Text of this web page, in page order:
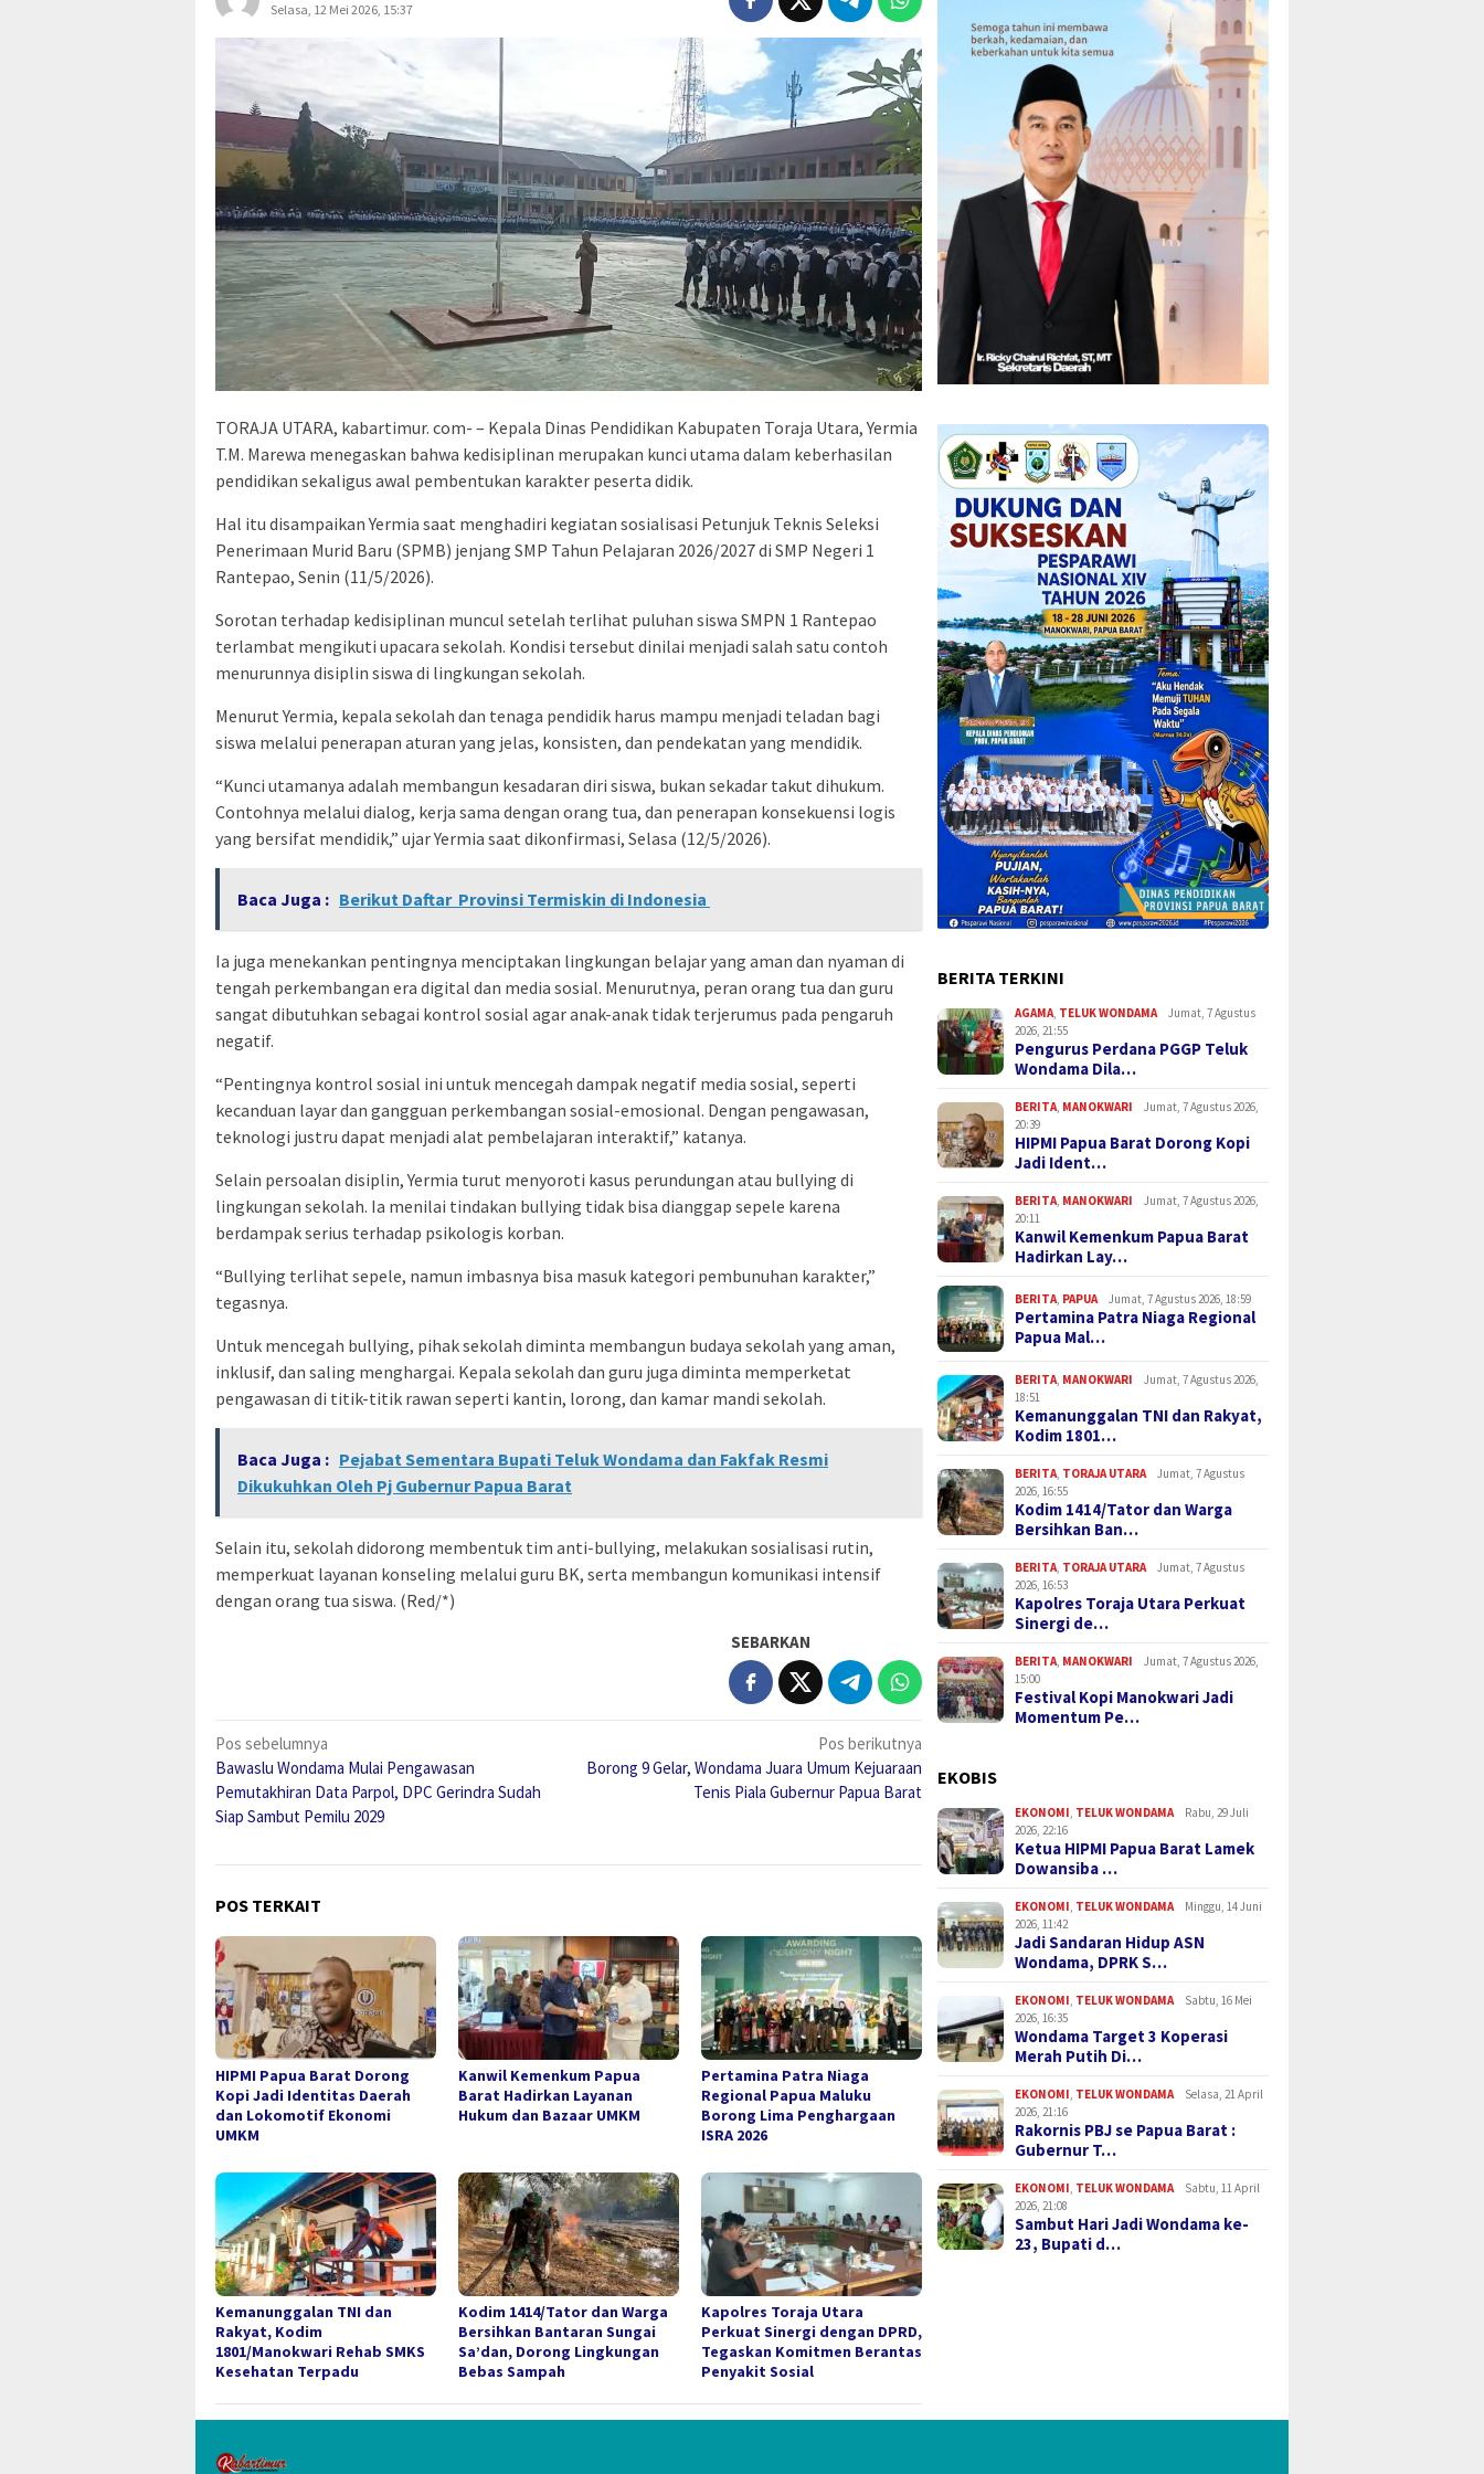
Selasa, 12 Mei 2026, 15:37
TORAJA UTARA, kabartimur. com- – Kepala Dinas Pendidikan Kabupaten Toraja Utara, Yermia
T.M. Marewa menegaskan bahwa kedisiplinan merupakan kunci utama dalam keberhasilan
pendidikan sekaligus awal pembentukan karakter peserta didik.
Hal itu disampaikan Yermia saat menghadiri kegiatan sosialisasi Petunjuk Teknis Seleksi
Penerimaan Murid Baru (SPMB) jenjang SMP Tahun Pelajaran 2026/2027 di SMP Negeri 1
Rantepao, Senin (11/5/2026).
Sorotan terhadap kedisiplinan muncul setelah terlihat puluhan siswa SMPN 1 Rantepao
terlambat mengikuti upacara sekolah. Kondisi tersebut dinilai menjadi salah satu contoh
menurunnya disiplin siswa di lingkungan sekolah.
Menurut Yermia, kepala sekolah dan tenaga pendidik harus mampu menjadi teladan bagi
siswa melalui penerapan aturan yang jelas, konsisten, dan pendekatan yang mendidik.
“Kunci utamanya adalah membangun kesadaran diri siswa, bukan sekadar takut dihukum.
Contohnya melalui dialog, kerja sama dengan orang tua, dan penerapan konsekuensi logis
yang bersifat mendidik,” ujar Yermia saat dikonfirmasi, Selasa (12/5/2026).
Baca Juga : Berikut Daftar Provinsi Termiskin di Indonesia
Ia juga menekankan pentingnya menciptakan lingkungan belajar yang aman dan nyaman di
tengah perkembangan era digital dan media sosial. Menurutnya, peran orang tua dan guru
sangat dibutuhkan sebagai kontrol sosial agar anak-anak tidak terjerumus pada pengaruh
negatif.
“Pentingnya kontrol sosial ini untuk mencegah dampak negatif media sosial, seperti
kecanduan layar dan gangguan perkembangan sosial-emosional. Dengan pengawasan,
teknologi justru dapat menjadi alat pembelajaran interaktif,” katanya.
Selain persoalan disiplin, Yermia turut menyoroti kasus perundungan atau bullying di
lingkungan sekolah. Ia menilai tindakan bullying tidak bisa dianggap sepele karena
berdampak serius terhadap psikologis korban.
“Bullying terlihat sepele, namun imbasnya bisa masuk kategori pembunuhan karakter,”
tegasnya.
Untuk mencegah bullying, pihak sekolah diminta membangun budaya sekolah yang aman,
inklusif, dan saling menghargai. Kepala sekolah dan guru juga diminta memperketat
pengawasan di titik-titik rawan seperti kantin, lorong, dan kamar mandi sekolah.
Baca Juga : Pejabat Sementara Bupati Teluk Wondama dan Fakfak Resmi
Dikukuhkan Oleh Pj Gubernur Papua Barat
Selain itu, sekolah didorong membentuk tim anti-bullying, melakukan sosialisasi rutin,
memperkuat layanan konseling melalui guru BK, serta membangun komunikasi intensif
dengan orang tua siswa. (Red/*)
SEBARKAN
Navigasi
pos
Pos sebelumnya
Bawaslu Wondama Mulai Pengawasan
Pemutakhiran Data Parpol, DPC Gerindra Sudah
Siap Sambut Pemilu 2029
Pos berikutnya
Borong 9 Gelar, Wondama Juara Umum Kejuaraan
Tenis Piala Gubernur Papua Barat
POS TERKAIT
HIPMI Papua Barat Dorong
Kopi Jadi Identitas Daerah
dan Lokomotif Ekonomi
UMKM
Kanwil Kemenkum Papua
Barat Hadirkan Layanan
Hukum dan Bazaar UMKM
Pertamina Patra Niaga
Regional Papua Maluku
Borong Lima Penghargaan
ISRA 2026
Kemanunggalan TNI dan
Rakyat, Kodim
1801/Manokwari Rehab SMKS
Kesehatan Terpadu
Kodim 1414/Tator dan Warga
Bersihkan Bantaran Sungai
Sa’dan, Dorong Lingkungan
Bebas Sampah
Kapolres Toraja Utara
Perkuat Sinergi dengan DPRD,
Tegaskan Komitmen Berantas
Penyakit Sosial
BERITA TERKINI
AGAMA TELUK WONDAMA
Jumat, 7 Agustus
2026, 21:55
Pengurus Perdana PGGP Teluk
Wondama Dila…
BERITA MANOKWARI
Jumat, 7 Agustus 2026,
20:39
HIPMI Papua Barat Dorong Kopi
Jadi Ident…
BERITA MANOKWARI
Jumat, 7 Agustus 2026,
20:11
Kanwil Kemenkum Papua Barat
Hadirkan Lay…
BERITA PAPUA Jumat, 7 Agustus 2026, 18:59
Pertamina Patra Niaga Regional
Papua Mal…
BERITA MANOKWARI
Jumat, 7 Agustus 2026,
18:51
Kemanunggalan TNI dan Rakyat,
Kodim 1801…
BERITA TORAJA UTARA
Jumat, 7 Agustus
2026, 16:55
Kodim 1414/Tator dan Warga
Bersihkan Ban…
BERITA TORAJA UTARA
Jumat, 7 Agustus
2026, 16:53
Kapolres Toraja Utara Perkuat
Sinergi de…
BERITA MANOKWARI
Jumat, 7 Agustus 2026,
15:00
Festival Kopi Manokwari Jadi
Momentum Pe…
EKOBIS
EKONOMI TELUK WONDAMA
Rabu, 29 Juli
2026, 22:16
Ketua HIPMI Papua Barat Lamek
Dowansiba …
EKONOMI TELUK WONDAMA
Minggu, 14 Juni
2026, 11:42
Jadi Sandaran Hidup ASN
Wondama, DPRK S…
EKONOMI TELUK WONDAMA
Sabtu, 16 Mei
2026, 16:35
Wondama Target 3 Koperasi
Merah Putih Di…
EKONOMI TELUK WONDAMA
Selasa, 21 April
2026, 21:16
Rakornis PBJ se Papua Barat :
Gubernur T…
EKONOMI TELUK WONDAMA
Sabtu, 11 April
2026, 21:08
Sambut Hari Jadi Wondama ke-
23, Bupati d…